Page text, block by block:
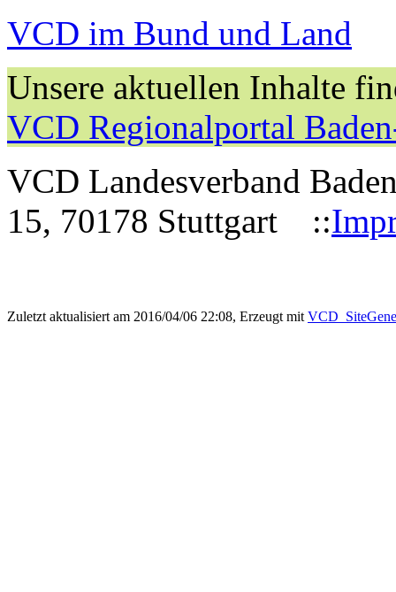
VCD im Bund und Land
Unsere aktuellen Inhalte
VCD Regionalportal
VCD Landesverband
15, 70178 Stuttgart ::
Zuletzt aktualisiert am 2016/04/06 22:08, Erzeugt mit